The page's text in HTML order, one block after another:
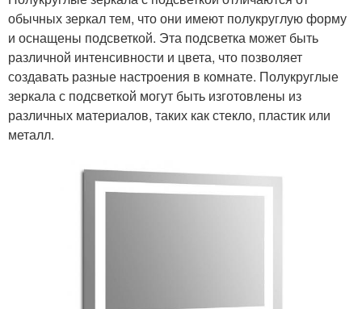
обычных зеркал тем, что они имеют полукруглую форму
и оснащены подсветкой. Эта подсветка может быть
различной интенсивности и цвета, что позволяет
создавать разные настроения в комнате. Полукруглые
зеркала с подсветкой могут быть изготовлены из
различных материалов, таких как стекло, пластик или
металл.